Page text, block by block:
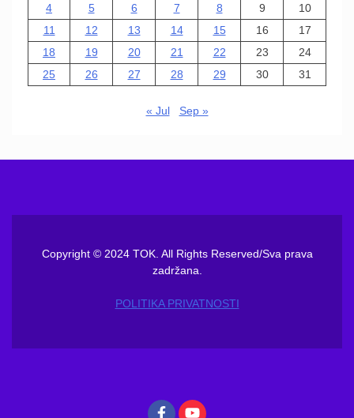
4
5 6 7 8 9
10
11
12 13 14 15 16
17
18
19 20 21 22 23
24
25
26 27 28 29 30 31
« Jul Sep »
Copyright © 2024 TOK. All Rights Reserved/Sva prava
zadržana.
POLITIKA PRIVATNOSTI